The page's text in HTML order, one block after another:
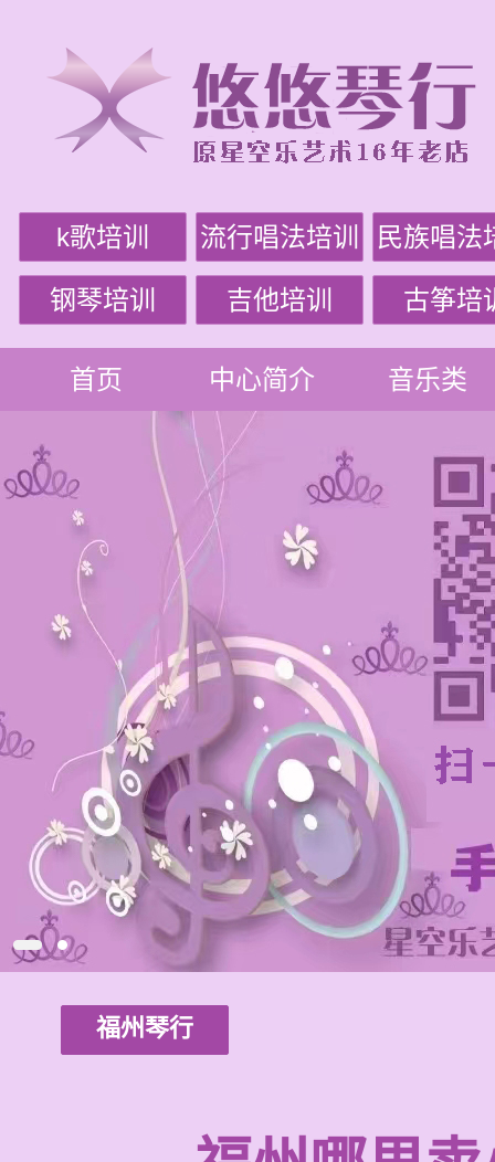
k歌培训 流行唱法培训 民族唱法
钢琴培训 吉他培训 古筝培
首页 中心简介 音乐类
福州琴行